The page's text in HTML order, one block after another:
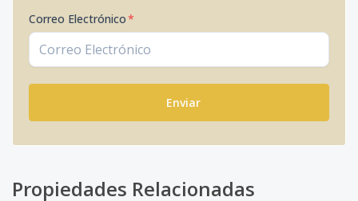
Correo Electrónico*
Enviar
Propiedades Relacionadas